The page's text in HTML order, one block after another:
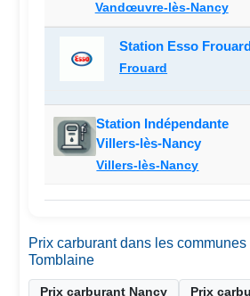
Vandœuvre-lès-Nancy
Station Esso
Frouard
Station Indépendante
Villers-lès-Nancy
Villers-lès-Nancy
Prix carburant dans les
Tomblaine
Prix carburant Nancy
Prix